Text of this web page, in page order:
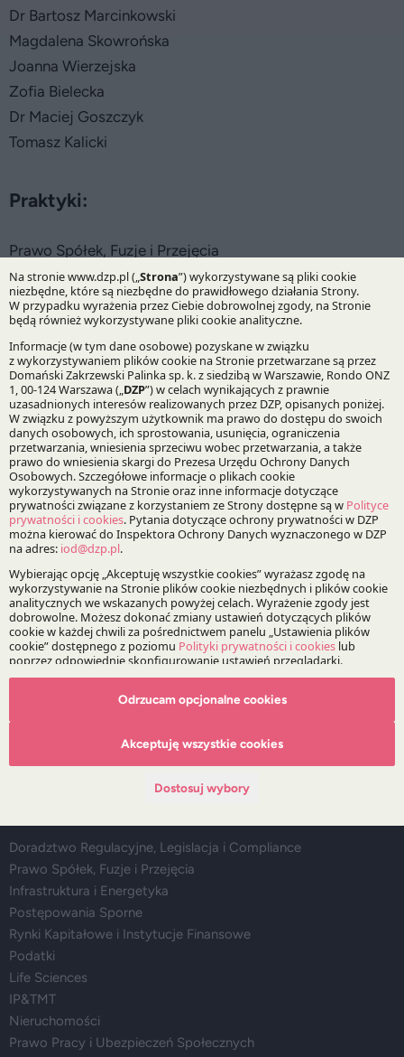
Dr Bartosz Marcinkowski
Magdalena Skowrońska
Joanna Wierzejska
Zofia Bielecka
Dr Maciej Goszczyk
Tomasz Kalicki
Praktyki:
Prawo Spółek, Fuzje i Przejęcia
Specjalizacje:
Fuzje, przejęcia i restrukturyzacje
Bądź na bieżąco z DZP
Zapisz
O Kancelarii
O DZP
Zespół
Doradztwo Regulacyjne, Legislacja i Compliance
Prawo Spółek, Fuzje i Przejęcia
Infrastruktura i Energetyka
Postępowania Sporne
Rynki Kapitałowe i Instytucje Finansowe
Podatki
Life Sciences
IP&TMT
Nieruchomości
Prawo Pracy i Ubezpieczeń Społecznych
Odrzucam opcjonalne cookies
Akceptuję wszystkie cookies
Dostosuj wybory